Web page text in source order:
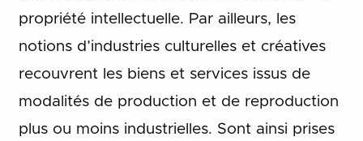
propriété intellectuelle. Par ailleurs, les
notions d’industries culturelles et créatives
recouvrent les biens et services issus de
modalités de production et de reproduction
plus ou moins industrielles. Sont ainsi prises